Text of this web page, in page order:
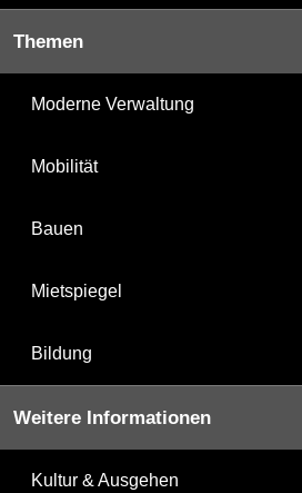
Themen
Moderne Verwaltung
Mobilität
Bauen
Mietspiegel
Bildung
Weitere Informationen
Kultur & Ausgehen